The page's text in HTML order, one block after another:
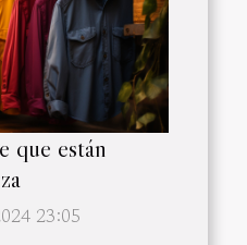
que están
23:05